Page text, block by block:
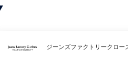
ジーンズファクトリークロー